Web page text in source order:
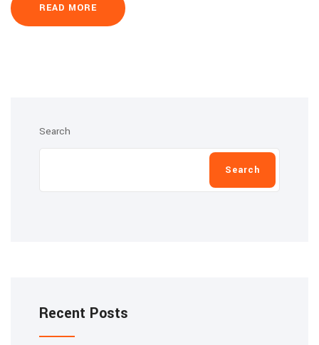
READ MORE
Search
Search
Recent Posts